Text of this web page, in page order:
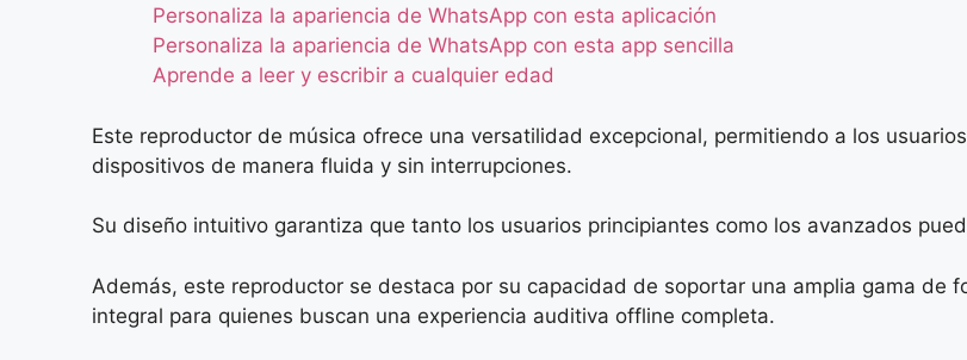
Personaliza la apariencia de WhatsApp con esta aplicación
Personaliza la apariencia de WhatsApp con esta app sencilla
Aprende a leer y escribir a cualquier edad
Este reproductor de música ofrece una versatilidad excepcional, permitiendo a los
dispositivos de manera fluida y sin interrupciones.
Su diseño intuitivo garantiza que tanto los usuarios principiantes como los avanzados
Además, este reproductor se destaca por su capacidad de soportar una amplia gama de
integral para quienes buscan una experiencia auditiva offline completa.